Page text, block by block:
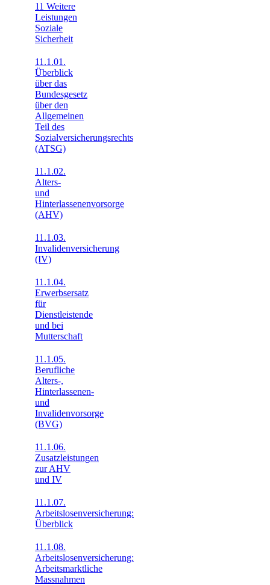
11 Weitere
Leistungen
Soziale
Sicherheit
11.1.01.
Überblick
über das
Bundesgesetz
über den
Allgemeinen
Teil des
Sozialversicherungsrechts
(ATSG)
11.1.02.
Alters-
und
Hinterlassenenvorsorge
(AHV)
11.1.03.
Invalidenversicherung
(IV)
11.1.04.
Erwerbsersatz
für
Dienstleistende
und bei
Mutterschaft
11.1.05.
Berufliche
Alters-,
Hinterlassenen-
und
Invalidenvorsorge
(BVG)
11.1.06.
Zusatzleistungen
zur AHV
und IV
11.1.07.
Arbeitslosenversicherung:
Überblick
11.1.08.
Arbeitslosenversicherung:
Arbeitsmarktliche
Massnahmen